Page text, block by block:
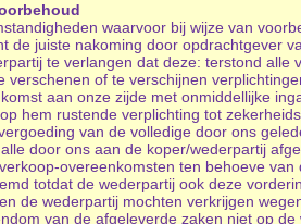
waarvoor bij wijze van
de juiste nakoming door opdrachtgever
te verlangen dat deze: terstond
of te verschijnen
aan onze zijde met onmiddellijke
hem rustende verplichting tot
van de volledige door ons
door ons aan de koper/wederpartij
overeenkomsten ten behoeve
totdat de wederpartij ook deze
de wederpartij mochten verkrijgen
van de afgeleverde zaken niet op